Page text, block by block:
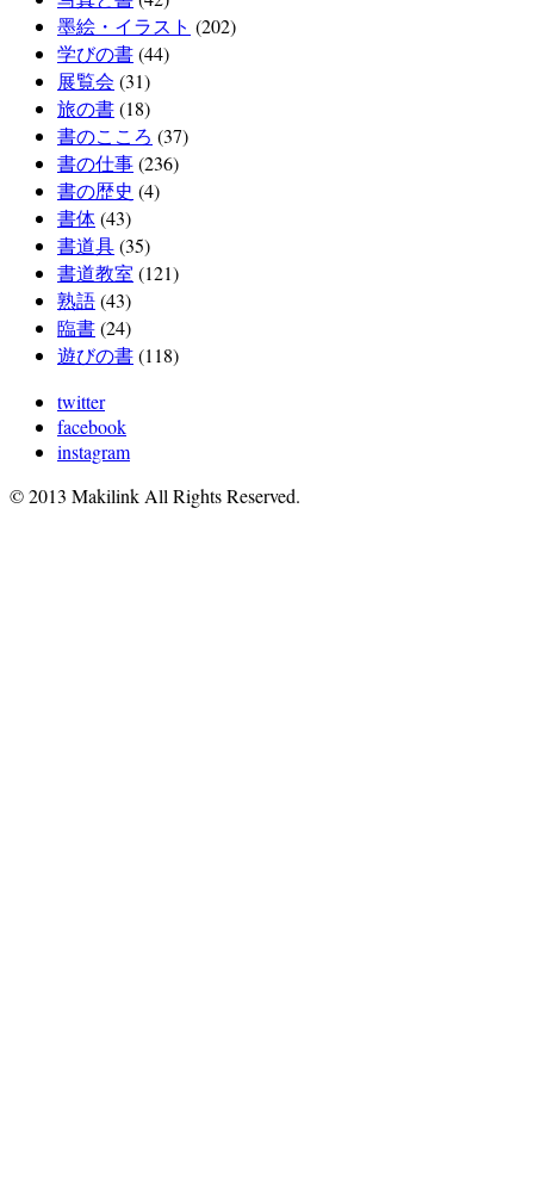
墨絵・イラスト (202)
学びの書(44)
展覧会 (31)
旅の書(18)
書のこころ (37)
書の仕事(236)
書の歴史 (4)
書体(43)
書道具(35)
書道教室 (121)
熟語(43)
臨書(24)
遊びの書(118)
twitter
facebook
instagram
© 2013 Makilink All Rights Reserved.